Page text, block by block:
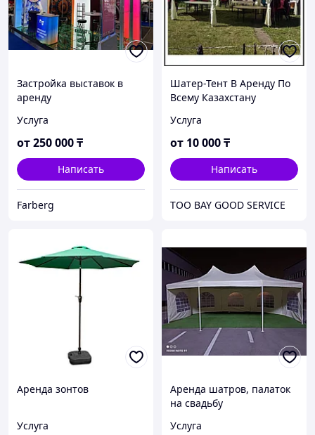
Застройка выставок в
аренду
Услуга
от250 000₸
Написать
Farberg
Шатер-Тент В Аренду По
Всему Казахстану
Услуга
от 10 000₸
Написать
ТОО BAY GOOD SERVICE
Аренда зонтов
Услуга
Аренда шатров, палаток
на свадьбу
Услуга